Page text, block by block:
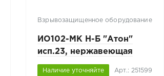
Взрывозащищенное оборудование
ИО102-МК Н-Б "Атон"
исп.23, нержавеющая
сталь
Наличие уточняйте Арт.: 251599